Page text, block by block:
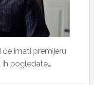
će imati premijeru
ih pogledate…